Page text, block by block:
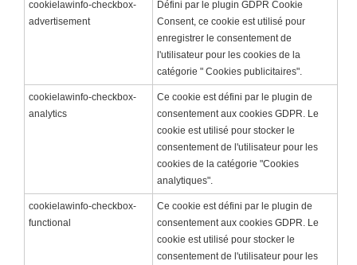
cookielawinfo-checkbox-
advertisement
Défini par le plugin GDPR Cookie
Consent, ce cookie est utilisé pour
enregistrer le consentement de
l'utilisateur pour les cookies de la
catégorie " Cookies publicitaires".
cookielawinfo-checkbox-
analytics
Ce cookie est défini par le plugin de
consentement aux cookies GDPR. Le
cookie est utilisé pour stocker le
consentement de l'utilisateur pour les
cookies de la catégorie "Cookies
analytiques".
cookielawinfo-checkbox-
functional
Ce cookie est défini par le plugin de
consentement aux cookies GDPR. Le
cookie est utilisé pour stocker le
consentement de l'utilisateur pour les